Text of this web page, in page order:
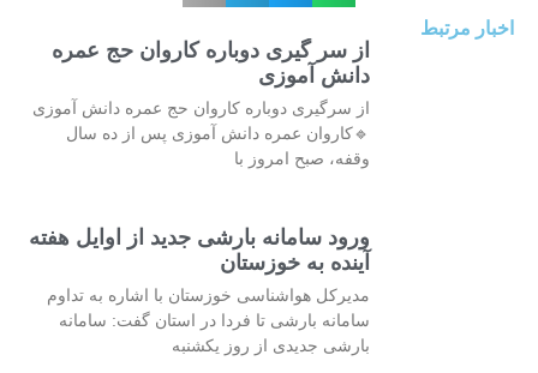
اخبار مرتبط
از سر گیری دوباره کاروان حج عمره
دانش آموزی
از سرگیری دوباره کاروان حج عمره دانش آموزی
🔹کاروان عمره دانش آموزی پس از ده سال
وقفه، صبح امروز با
ورود سامانه بارشی جدید از اوایل هفته
آینده به خوزستان
مدیرکل هواشناسی خوزستان با اشاره به تداوم
سامانه بارشی تا فردا در استان گفت: سامانه
بارشی جدیدی از روز یکشنبه